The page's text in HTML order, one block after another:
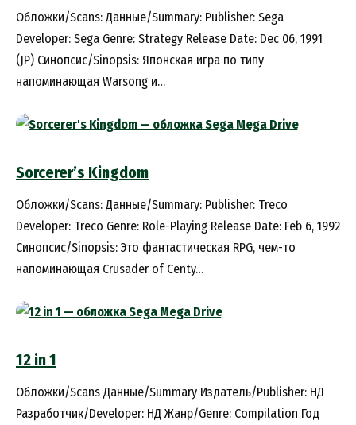
Обложки/Scans: Данные/Summary: Publisher: Sega
Developer: Sega Genre: Strategy Release Date: Dec 06, 1991
(JP) Синопсис/Sinopsis: Японская игра по типу
напоминающая Warsong и…
Sorcerer’s Kingdom
Обложки/Scans: Данные/Summary: Publisher: Treco
Developer: Treco Genre: Role-Playing Release Date: Feb 6, 1992
Синопсис/Sinopsis: Это фантастическая RPG, чем-то
напоминающая Crusader of Centy…
12 in 1
Обложки/Scans Данные/Summary Издатель/Publisher: НД
Разработчик/Developer: НД Жанр/Genre: Compilation Год